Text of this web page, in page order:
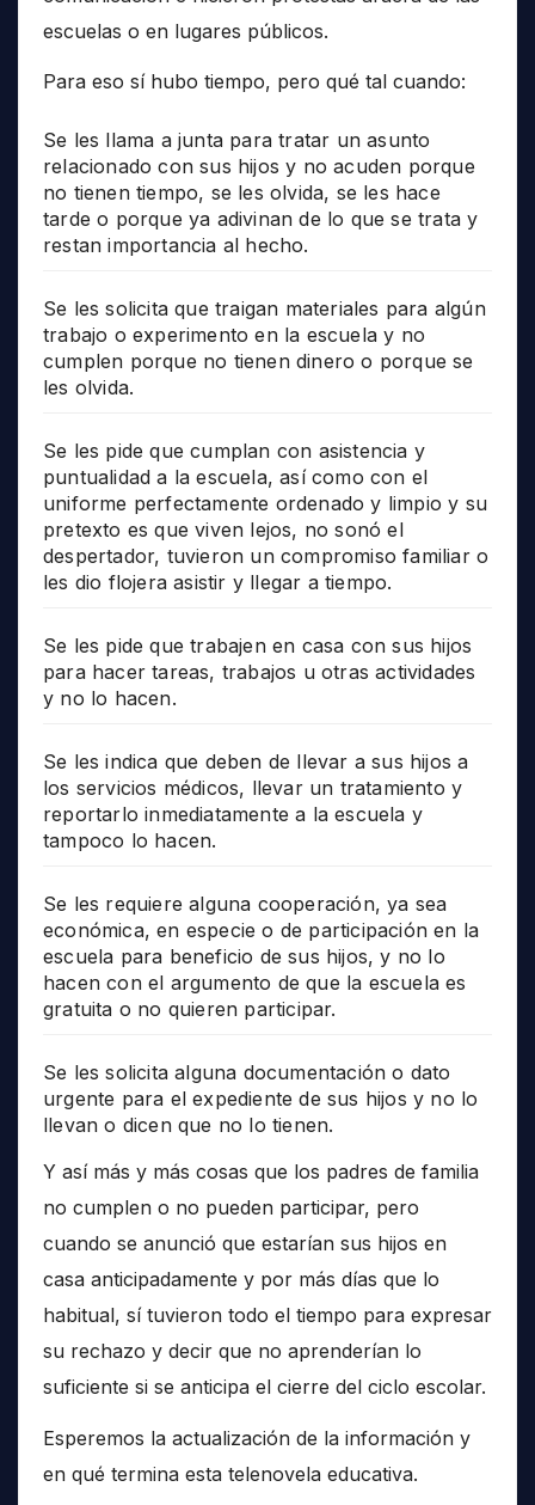
escuelas o en lugares públicos.
Para eso sí hubo tiempo, pero qué tal cuando:
Se les llama a junta para tratar un asunto
relacionado con sus hijos y no acuden porque
no tienen tiempo, se les olvida, se les hace
tarde o porque ya adivinan de lo que se trata y
restan importancia al hecho.
Se les solicita que traigan materiales para algún
trabajo o experimento en la escuela y no
cumplen porque no tienen dinero o porque se
les olvida.
Se les pide que cumplan con asistencia y
puntualidad a la escuela, así como con el
uniforme perfectamente ordenado y limpio y su
pretexto es que viven lejos, no sonó el
despertador, tuvieron un compromiso familiar o
les dio flojera asistir y llegar a tiempo.
Se les pide que trabajen en casa con sus hijos
para hacer tareas, trabajos u otras actividades
y no lo hacen.
Se les indica que deben de llevar a sus hijos a
los servicios médicos, llevar un tratamiento y
reportarlo inmediatamente a la escuela y
tampoco lo hacen.
Se les requiere alguna cooperación, ya sea
económica, en especie o de participación en la
escuela para beneficio de sus hijos, y no lo
hacen con el argumento de que la escuela es
gratuita o no quieren participar.
Se les solicita alguna documentación o dato
urgente para el expediente de sus hijos y no lo
llevan o dicen que no lo tienen.
Y así más y más cosas que los padres de familia
no cumplen o no pueden participar, pero
cuando se anunció que estarían sus hijos en
casa anticipadamente y por más días que lo
habitual, sí tuvieron todo el tiempo para expresar
su rechazo y decir que no aprenderían lo
suficiente si se anticipa el cierre del ciclo escolar.
Esperemos la actualización de la información y
en qué termina esta telenovela educativa.